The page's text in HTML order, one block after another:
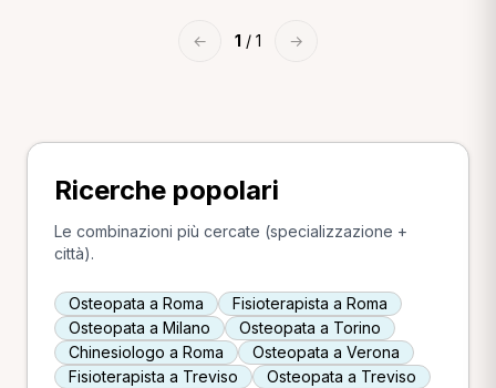
← 1 / 1 →
Ricerche popolari
Le combinazioni più cercate (specializzazione +
città).
Osteopata a Roma
Fisioterapista a Roma
Osteopata a Milano
Osteopata a Torino
Chinesiologo a Roma
Osteopata a Verona
Fisioterapista a Treviso
Osteopata a Treviso